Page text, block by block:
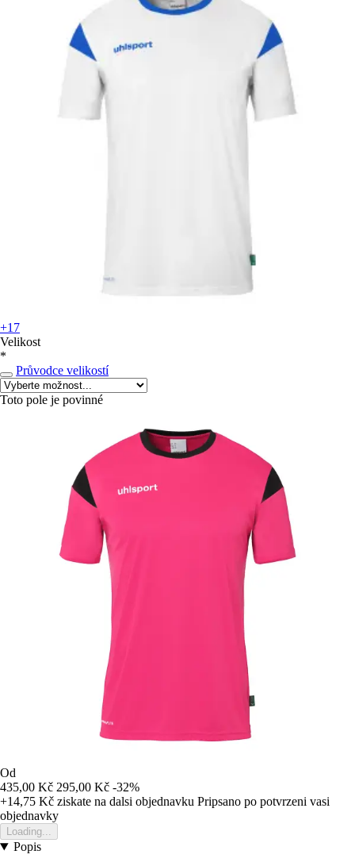
+17
Velikost
*
Průvodce velikostí
Toto pole je povinné
Od
435,00 Kč 295,00 Kč -32%
+14,75 Kč ziskate na dalsi objednavku Pripsano po potvrzeni vasi
objednavky
Loading...
Popis